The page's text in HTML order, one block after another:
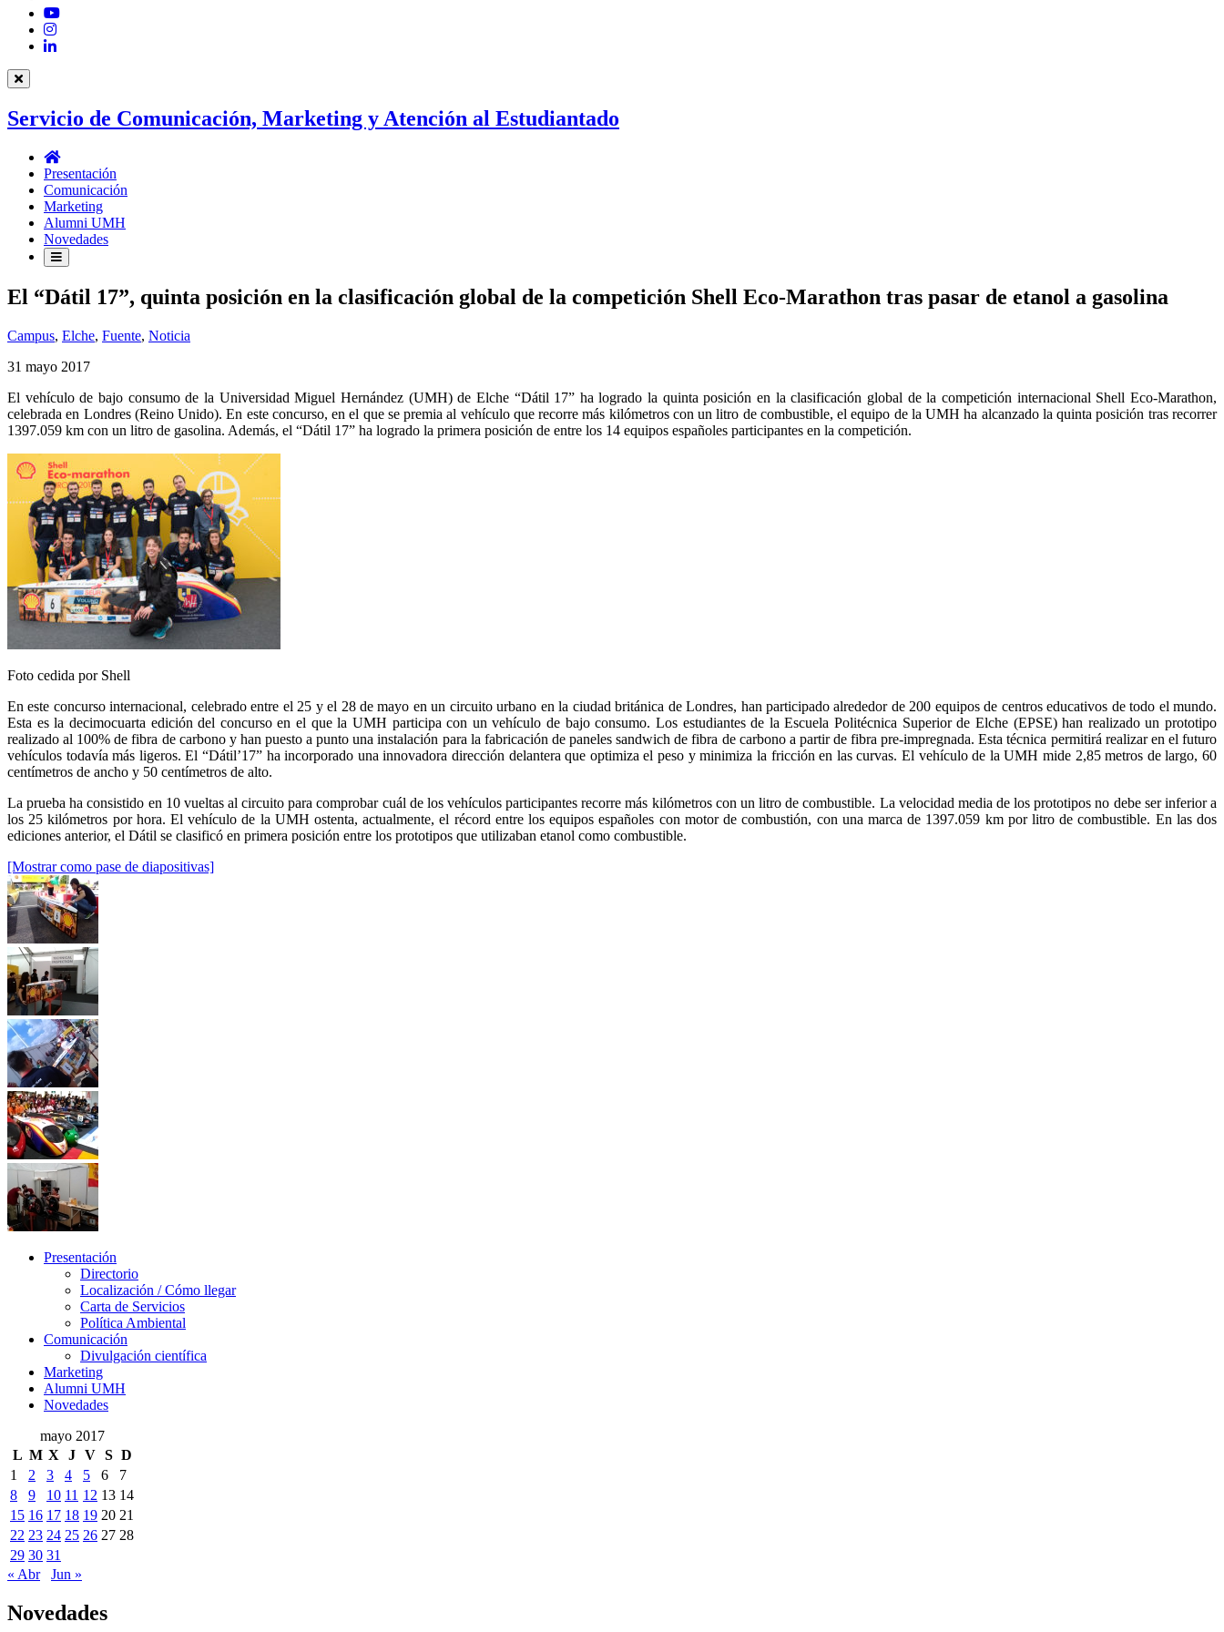
YouTube
Instagram
LinkedIn
Servicio de Comunicación, Marketing y Atención al Estudiantado
Servicio
de
Comunicación,
Marketing
y
Atención
al
Estudiantado
Presentación
Comunicación
Marketing
Alumni UMH
Novedades
El “Dátil 17”, quinta posición en la clasificación global de la competición Shell Eco-Marathon tras pasar de etanol a gasolina
Campus, Elche, Fuente, Noticia
31 mayo 2017
El vehículo de bajo consumo de la Universidad Miguel Hernández (UMH) de Elche “Dátil 17” ha logrado la quinta posición en la clasificación global de la competición internacional Shell Eco-Marathon,
celebrada en Londres (Reino Unido). En este concurso, en el que se premia al vehículo que recorre más kilómetros con un litro de combustible, el equipo de la UMH ha alcanzado la quinta posición tras recorrer
1397.059 km con un litro de gasolina. Además, el “Dátil 17” ha logrado la primera posición de entre los 14 equipos españoles participantes en la competición.
Foto cedida por Shell
En este concurso internacional, celebrado entre el 25 y el 28 de mayo en un circuito urbano en la ciudad británica de Londres, han participado alrededor de 200 equipos de centros educativos de todo el mundo.
Esta es la decimocuarta edición del concurso en el que la UMH participa con un vehículo de bajo consumo. Los estudiantes de la Escuela Politécnica Superior de Elche (EPSE) han realizado un prototipo
realizado al 100% de fibra de carbono y han puesto a punto una instalación para la fabricación de paneles sandwich de fibra de carbono a partir de fibra pre-impregnada. Esta técnica permitirá realizar en el futuro
vehículos todavía más ligeros. El “Dátil’17” ha incorporado una innovadora dirección delantera que optimiza el peso y minimiza la fricción en las curvas. El vehículo de la UMH mide 2,85 metros de largo, 60
centímetros de ancho y 50 centímetros de alto.
La prueba ha consistido en 10 vueltas al circuito para comprobar cuál de los vehículos participantes recorre más kilómetros con un litro de combustible. La velocidad media de los prototipos no debe ser inferior a
los 25 kilómetros por hora. El vehículo de la UMH ostenta, actualmente, el récord entre los equipos españoles con motor de combustión, con una marca de 1397.059 km por litro de combustible. En las dos
ediciones anterior, el Dátil se clasificó en primera posición entre los prototipos que utilizaban etanol como combustible.
[Mostrar como pase de diapositivas]
Presentación
Presentación
Directorio
Localización / Cómo llegar
Carta de Servicios
Política Ambiental
Comunicación
Comunicación
Divulgación científica
Marketing
Alumni UMH
Novedades
mayo 2017
L M X J V S D
1
2 3 4 5 6
7
8
9 10 11 12 13 14
15 16 17 18 19 20 21
22 23 24 25 26 27 28
29 30 31
« Abr
Jun »
Novedades